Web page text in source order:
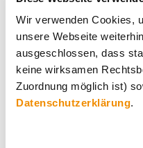
Wir verwenden Cookies,
unsere Webseite
ausgeschlossen, dass
keine wirksamen
Zuordnung möglich ist)
Datenschutzerklärung.